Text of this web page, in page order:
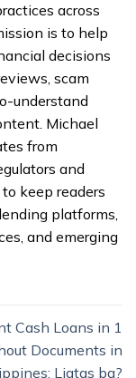
across
is to help
decisions
scam
understand
Michael
from
and
keep readers
platforms,
and emerging
Cash Loans in 1
Documents in
Ligtas ba?